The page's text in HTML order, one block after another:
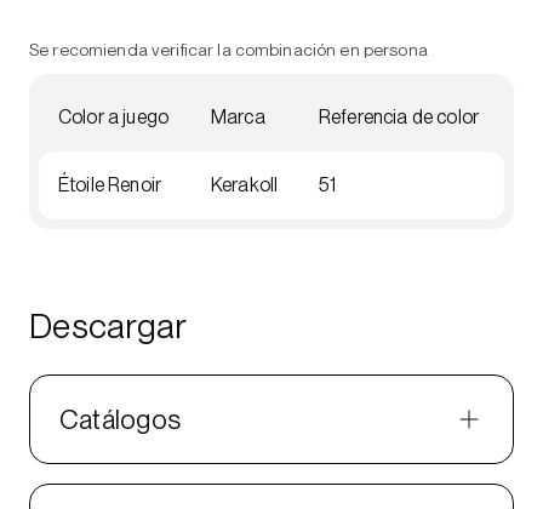
Se recomienda verificar la combinación en persona
Color a juego Marca Referencia de color
Étoile Renoir Kerakoll 51
Descargar
Catálogos